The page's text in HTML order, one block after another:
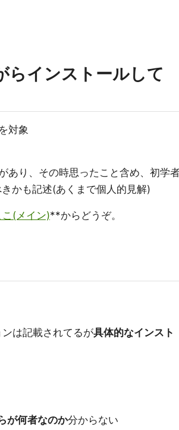
らインストールして
対象
あり、その時思ったこと含め、初学
かも記述(あくまで個人的見解)
こ(メイン)**からどうぞ。
は記載されてるが具体的なインスト
が何者なのか分からない